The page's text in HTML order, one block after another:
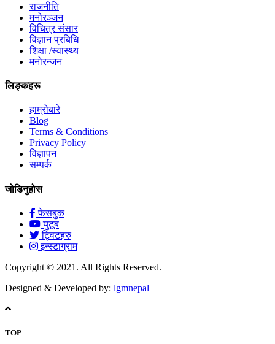
राजनीति
मनोरञ्जन
विचित्र संसार
विज्ञान प्रबिधि
शिक्षा /स्वास्थ्य
मनोरन्जन
लिङ्कहरू
हाम्रोबारे
Blog
Terms & Conditions
Privacy Policy
विज्ञापन
सम्पर्क
जोडिनुहोस
फेसबुक
युटूब
ट्विटहरु
इन्स्टाग्राम
Copyright © 2021. All Rights Reserved.
Designed & Developed by: lgmnepal
TOP